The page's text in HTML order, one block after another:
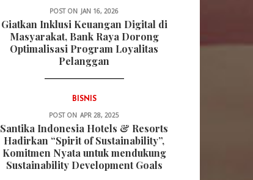
POST ON JAN 16, 2026
Giatkan Inklusi Keuangan Digital di
Masyarakat, Bank Raya Dorong
Optimalisasi Program Loyalitas
Pelanggan
BISNIS
POST ON APR 28, 2025
Santika Indonesia Hotels & Resorts
Hadirkan “Spirit of Sustainability”,
Komitmen Nyata untuk mendukung
Sustainability Development Goals